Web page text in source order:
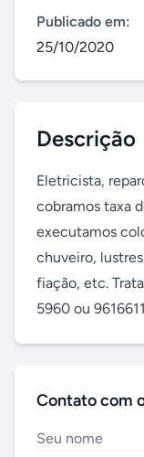
Publicado em:
25/10/2020
Descrição
Eletricista,
cobramos taxa
executamos
chuveiro,
fiação, etc.
5960 ou
Contato com